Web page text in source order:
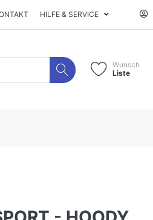
HILFE & SERVICE
Wunsch
Liste